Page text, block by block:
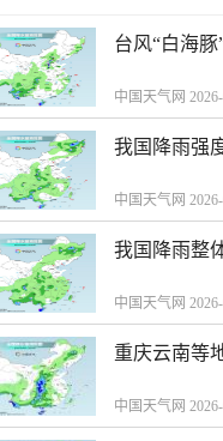
台风“白海
中国天气网
我国降雨强
中国天气网
我国降雨整
中国天气网
重庆云南等
中国天气网